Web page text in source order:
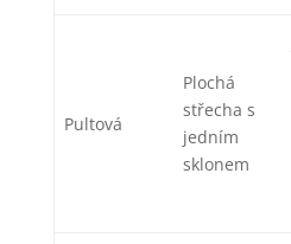
Pultová
Plochá
střecha s
jedním
sklonem